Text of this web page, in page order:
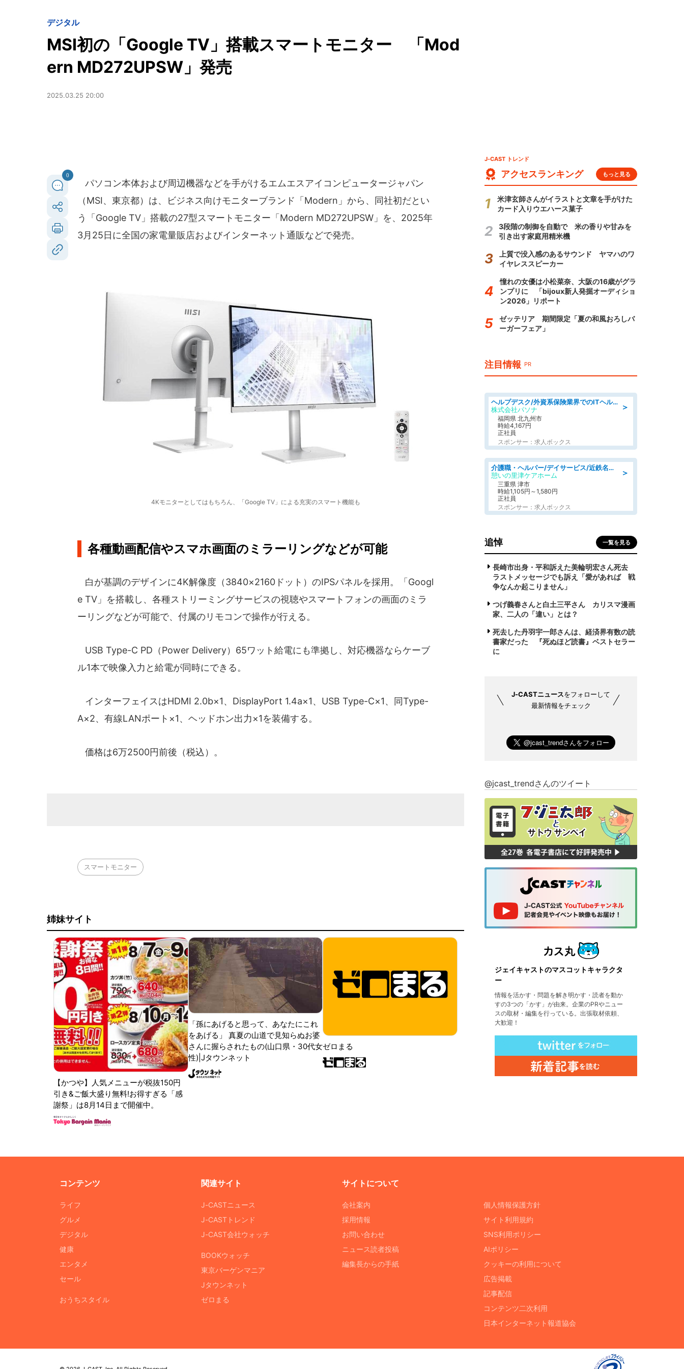
デジタル
MSI初の「Google TV」搭載スマートモニター 「Mod
ern MD272UPSW」発売
2025.03.25 20:00
0
パソコン本体および周辺機器などを手がけるエムエスアイコンピュータージャパン
（MSI、東京都）は、ビジネス向けモニターブランド「Modern」から、同社初だとい
う「Google TV」搭載の27型スマートモニター「Modern MD272UPSW」を、2025年
3月25日に全国の家電量販店およびインターネット通販などで発売。
4Kモニターとしてはもちろん、「Google TV」による充実のスマート機能も
各種動画配信やスマホ画面のミラーリングなどが可能
白が基調のデザインに4K解像度（3840×2160ドット）のIPSパネルを採用。「Googl
e TV」を搭載し、各種ストリーミングサービスの視聴やスマートフォンの画面のミラ
ーリングなどが可能で、付属のリモコンで操作が行える。
USB Type-C PD（Power Delivery）65ワット給電にも準拠し、対応機器ならケーブ
ル1本で映像入力と給電が同時にできる。
インターフェイスはHDMI 2.0b×1、DisplayPort 1.4a×1、USB Type-C×1、同Type-
A×2、有線LANポート×1、ヘッドホン出力×1を装備する。
価格は6万2500円前後（税込）。
スマートモニター
姉妹サイト
【かつや】人気メニューが税抜150円
引き&ご飯大盛り無料!お得すぎる「感
謝祭」は8月14日まで開催中。
「孫にあげると思って、あなたにこれ
をあげる」 真夏の山道で見知らぬお婆
さんに握らされたもの(山口県・30代女
性)|Jタウンネット
ゼロまる
J-CAST トレンド
アクセスランキング もっと見る
米津玄師さんがイラストと文章を手がけた
カード入りウエハース菓子
3段階の制御を自動で 米の香りや甘みを
引き出す家庭用精米機
上質で没入感のあるサウンド ヤマハのワ
イヤレススピーカー
憧れの女優は小松菜奈、大阪の16歳がグラ
ンプリに 「bijoux新人発掘オーディショ
ン2026」リポート
ゼッテリア 期間限定「夏の和風おろしバ
ーガーフェア」
注目情報 PR
＞
ヘルプデスク/外資系保険業界でのITヘルプデスク業務/駅近/即日勤務可/ヘルプデスク
株式会社パソナ
福岡県 北九州市
時給4,167円
正社員
スポンサー：求人ボックス
＞
介護職・ヘルパー/デイサービス/近鉄名古屋線 高田本山/津市/三重県
憩いの里津ケアホーム
三重県 津市
時給1,105円～1,580円
正社員
スポンサー：求人ボックス
追悼 一覧を見る
長崎市出身・平和訴えた美輪明宏さん死去
ラストメッセージでも訴え「愛があれば 戦
争なんか起こりません」
つげ義春さんと白土三平さん カリスマ漫画
家、二人の「違い」とは？
死去した丹羽宇一郎さんは、経済界有数の読
書家だった 『死ぬほど読書』ベストセラー
に
J-CASTニュースをフォローして
最新情報をチェック
@jcast_trendさんのツイート
ジェイキャストのマスコットキャラクタ
ー
情報を活かす・問題を解き明かす・読者を動か
すの3つの「かす」が由来。企業のPRやニュー
スの取材・編集を行っている。出張取材依頼、
大歓迎！
コンテンツ
ライフ
グルメ
デジタル
健康
エンタメ
セール
おうちスタイル
関連サイト
J-CASTニュース
J-CASTトレンド
J-CAST会社ウォッチ
BOOKウォッチ
東京バーゲンマニア
Jタウンネット
ゼロまる
サイトについて
会社案内
採用情報
お問い合わせ
ニュース読者投稿
編集長からの手紙
個人情報保護方針
サイト利用規約
SNS利用ポリシー
AIポリシー
クッキーの利用について
広告掲載
記事配信
コンテンツ二次利用
日本インターネット報道協会